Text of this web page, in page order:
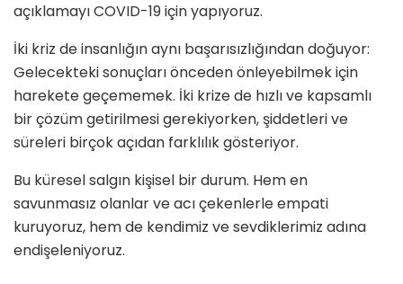
açıklamayı COVID-19 için yapıyoruz.
İki kriz de insanlığın aynı başarısızlığından doğuyor:
Gelecekteki sonuçları önceden önleyebilmek için
harekete geçememek. İki krize de hızlı ve kapsamlı
bir çözüm getirilmesi gerekiyorken, şiddetleri ve
süreleri birçok açıdan farklılık gösteriyor.
Bu küresel salgın kişisel bir durum. Hem en
savunmasız olanlar ve acı çekenlerle empati
kuruyoruz, hem de kendimiz ve sevdiklerimiz adına
endişeleniyoruz.